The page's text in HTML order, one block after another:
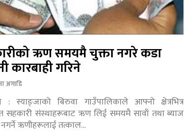
ऋण समयमै चुक्ता नगरे कडा
कारबाही गरिने
अगाडि
: स्याङ्जाको बिरुवा गाउँपालिकाले आफ्नो क्षेत्रभित्र
सहकारी संस्थाहरूबाट ऋण लिई समयमै सावाँ तथा ब्याज
नगर्ने ऋणीहरूलाई तत्काल…